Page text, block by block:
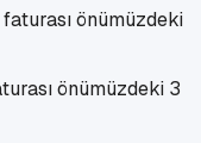
önümüzdeki 3